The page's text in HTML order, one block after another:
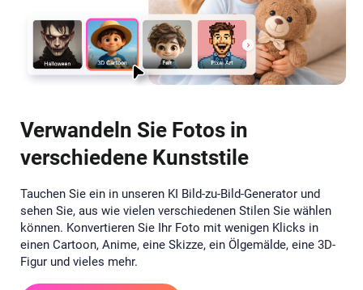
Verwandeln Sie Fotos in
verschiedene Kunststile
Tauchen Sie ein in unseren KI Bild-zu-Bild-Generator und
sehen Sie, aus wie vielen verschiedenen Stilen Sie wählen
können. Konvertieren Sie Ihr Foto mit wenigen Klicks in
einen Cartoon, Anime, eine Skizze, ein Ölgemälde, eine 3D-
Figur und vieles mehr.